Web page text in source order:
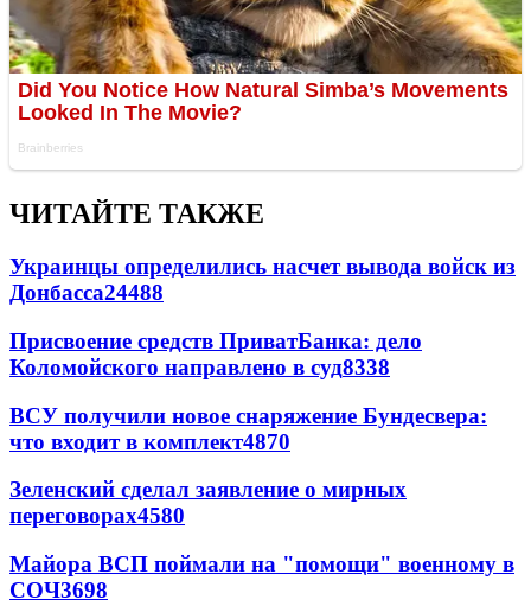
ЧИТАЙТЕ ТАКЖЕ
Украинцы определились насчет вывода войск из
Донбасса24488
Присвоение средств ПриватБанка: дело
Коломойского направлено в суд8338
ВСУ получили новое снаряжение Бундесвера:
что входит в комплект4870
Зеленский сделал заявление о мирных
переговорах4580
Майора ВСП поймали на "помощи" военному в
СОЧ3698